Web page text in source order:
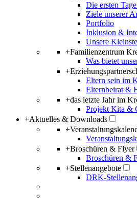
Die ersten
Ziele unserer
Portfolio
Inklusion &
Unsere
+Familienzentrum
Was bietet
+
Eltern sein im
Elternbeirat &
+das letzte Jahr im
Projekt Kita &
+Aktuelles & Downloads
+
+Broschüren & Flyer
Broschüren &
+Stellenangebote
DRK-